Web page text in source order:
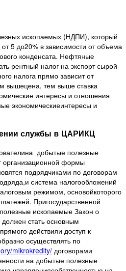
ископаемых (НДПИ), который
5 до20% в зависимости от объема
конденсата. Нефтяные
рентный налог на экспорт сырой
налога прямо зависит от
вышецена, тем выше ставка
интересы и отношения
экономическиеинтересы и
службы в ЦАРИКЦ
добытые полезные
организационной формы
подрядчиками по договорам
система налогообложений
режимом, основойкоторого
Пригосударственной
ископаемые Закон о
стать основным
действияи доступ к
осуществлять по
mikrokredity/ договорами
на добытые полезные